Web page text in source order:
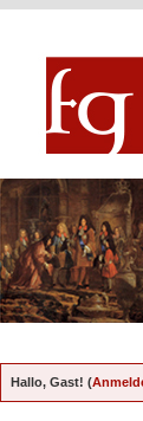
Hallo, Gast! (